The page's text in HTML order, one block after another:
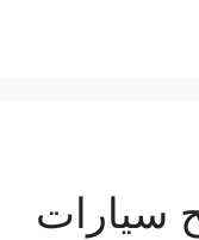
تصليح سيارات